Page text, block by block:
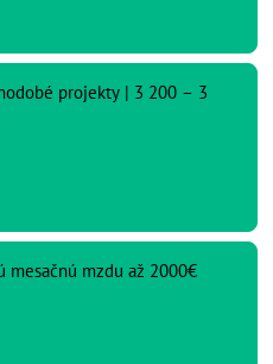
projekty | 3 200 – 3
mesačnú mzdu až 2000€